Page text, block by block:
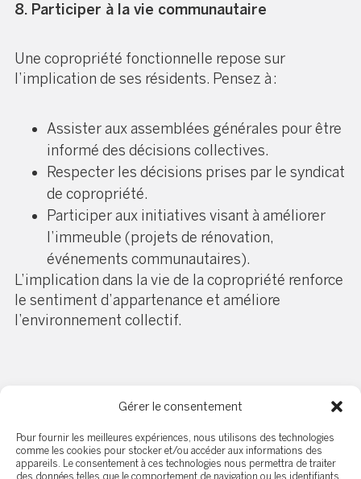
Gérer le consentement
Pour fournir les meilleures expériences, nous utilisons des technologies
comme les cookies pour stocker et/ou accéder aux informations des
appareils. Le consentement à ces technologies nous permettra de traiter
des données telles que le comportement de navigation ou les identifiants
8. Participer à la vie communautaire
Une copropriété fonctionnelle repose sur
l’implication de ses résidents. Pensez à :
Assister aux assemblées générales pour être
informé des décisions collectives.
Respecter les décisions prises par le syndicat
de copropriété.
Participer aux initiatives visant à améliorer
l’immeuble (projets de rénovation,
événements communautaires).
L’implication dans la vie de la copropriété renforce
le sentiment d’appartenance et améliore
l’environnement collectif.
Conclusion
Vivre en copropriété signifie partager un espace
commun avec d’autres personnes, ce qui demande